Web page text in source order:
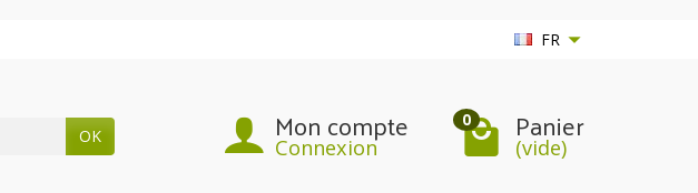
FR
OK Mon compte
Connexion
0 Panier
(vide)